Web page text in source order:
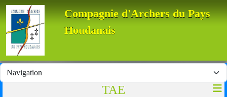
Compagnie d'Archers du Pays
Houdanais
TAE
Panneau de gestion des cookies